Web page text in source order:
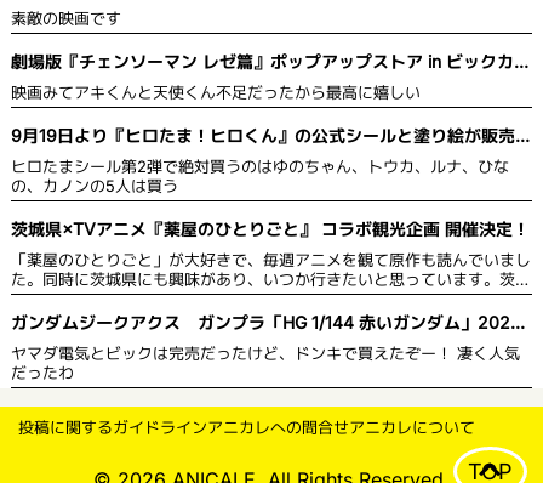
舞台挨拶＆全国ライブビューイング開催決定！
素敵の映画です
劇場版『チェンソーマン レゼ篇』ポップアップストア in ビックカメ
ラ
映画みてアキくんと天使くん不足だったから最高に嬉しい
9月19日より『ヒロたま！ヒロくん』の公式シールと塗り絵が販売を
開始！
ヒロたまシール第2弾で絶対買うのはゆのちゃん、トウカ、ルナ、ひな
の、カノンの5人は買う
茨城県×TVアニメ『薬屋のひとりごと』 コラボ観光企画 開催決定！
「薬屋のひとりごと」が大好きで、毎週アニメを観て原作も読んでいまし
た。同時に茨城県にも興味があり、いつか行きたいと思っています。茨城
県は自然豊かで綺麗な草花が多いので、薬や草花に詳しい猫猫 がPRする
のにぴったりだと思います。スタンプを集めて限定グッズももらえるの
で、作品のファンにとっては茨城県の観光名所を見て回り、同時にグッズ
ももらえるのでお得だと思います。
ガンダムジークアクス ガンプラ「HG 1/144 赤いガンダム」2025
年5月発売
ヤマダ電気とビックは完売だったけど、ドンキで買えたぞー！ 凄く人気
だったわ
投稿に関するガイドラインアニカレへの問合せアニカレについて
TOP